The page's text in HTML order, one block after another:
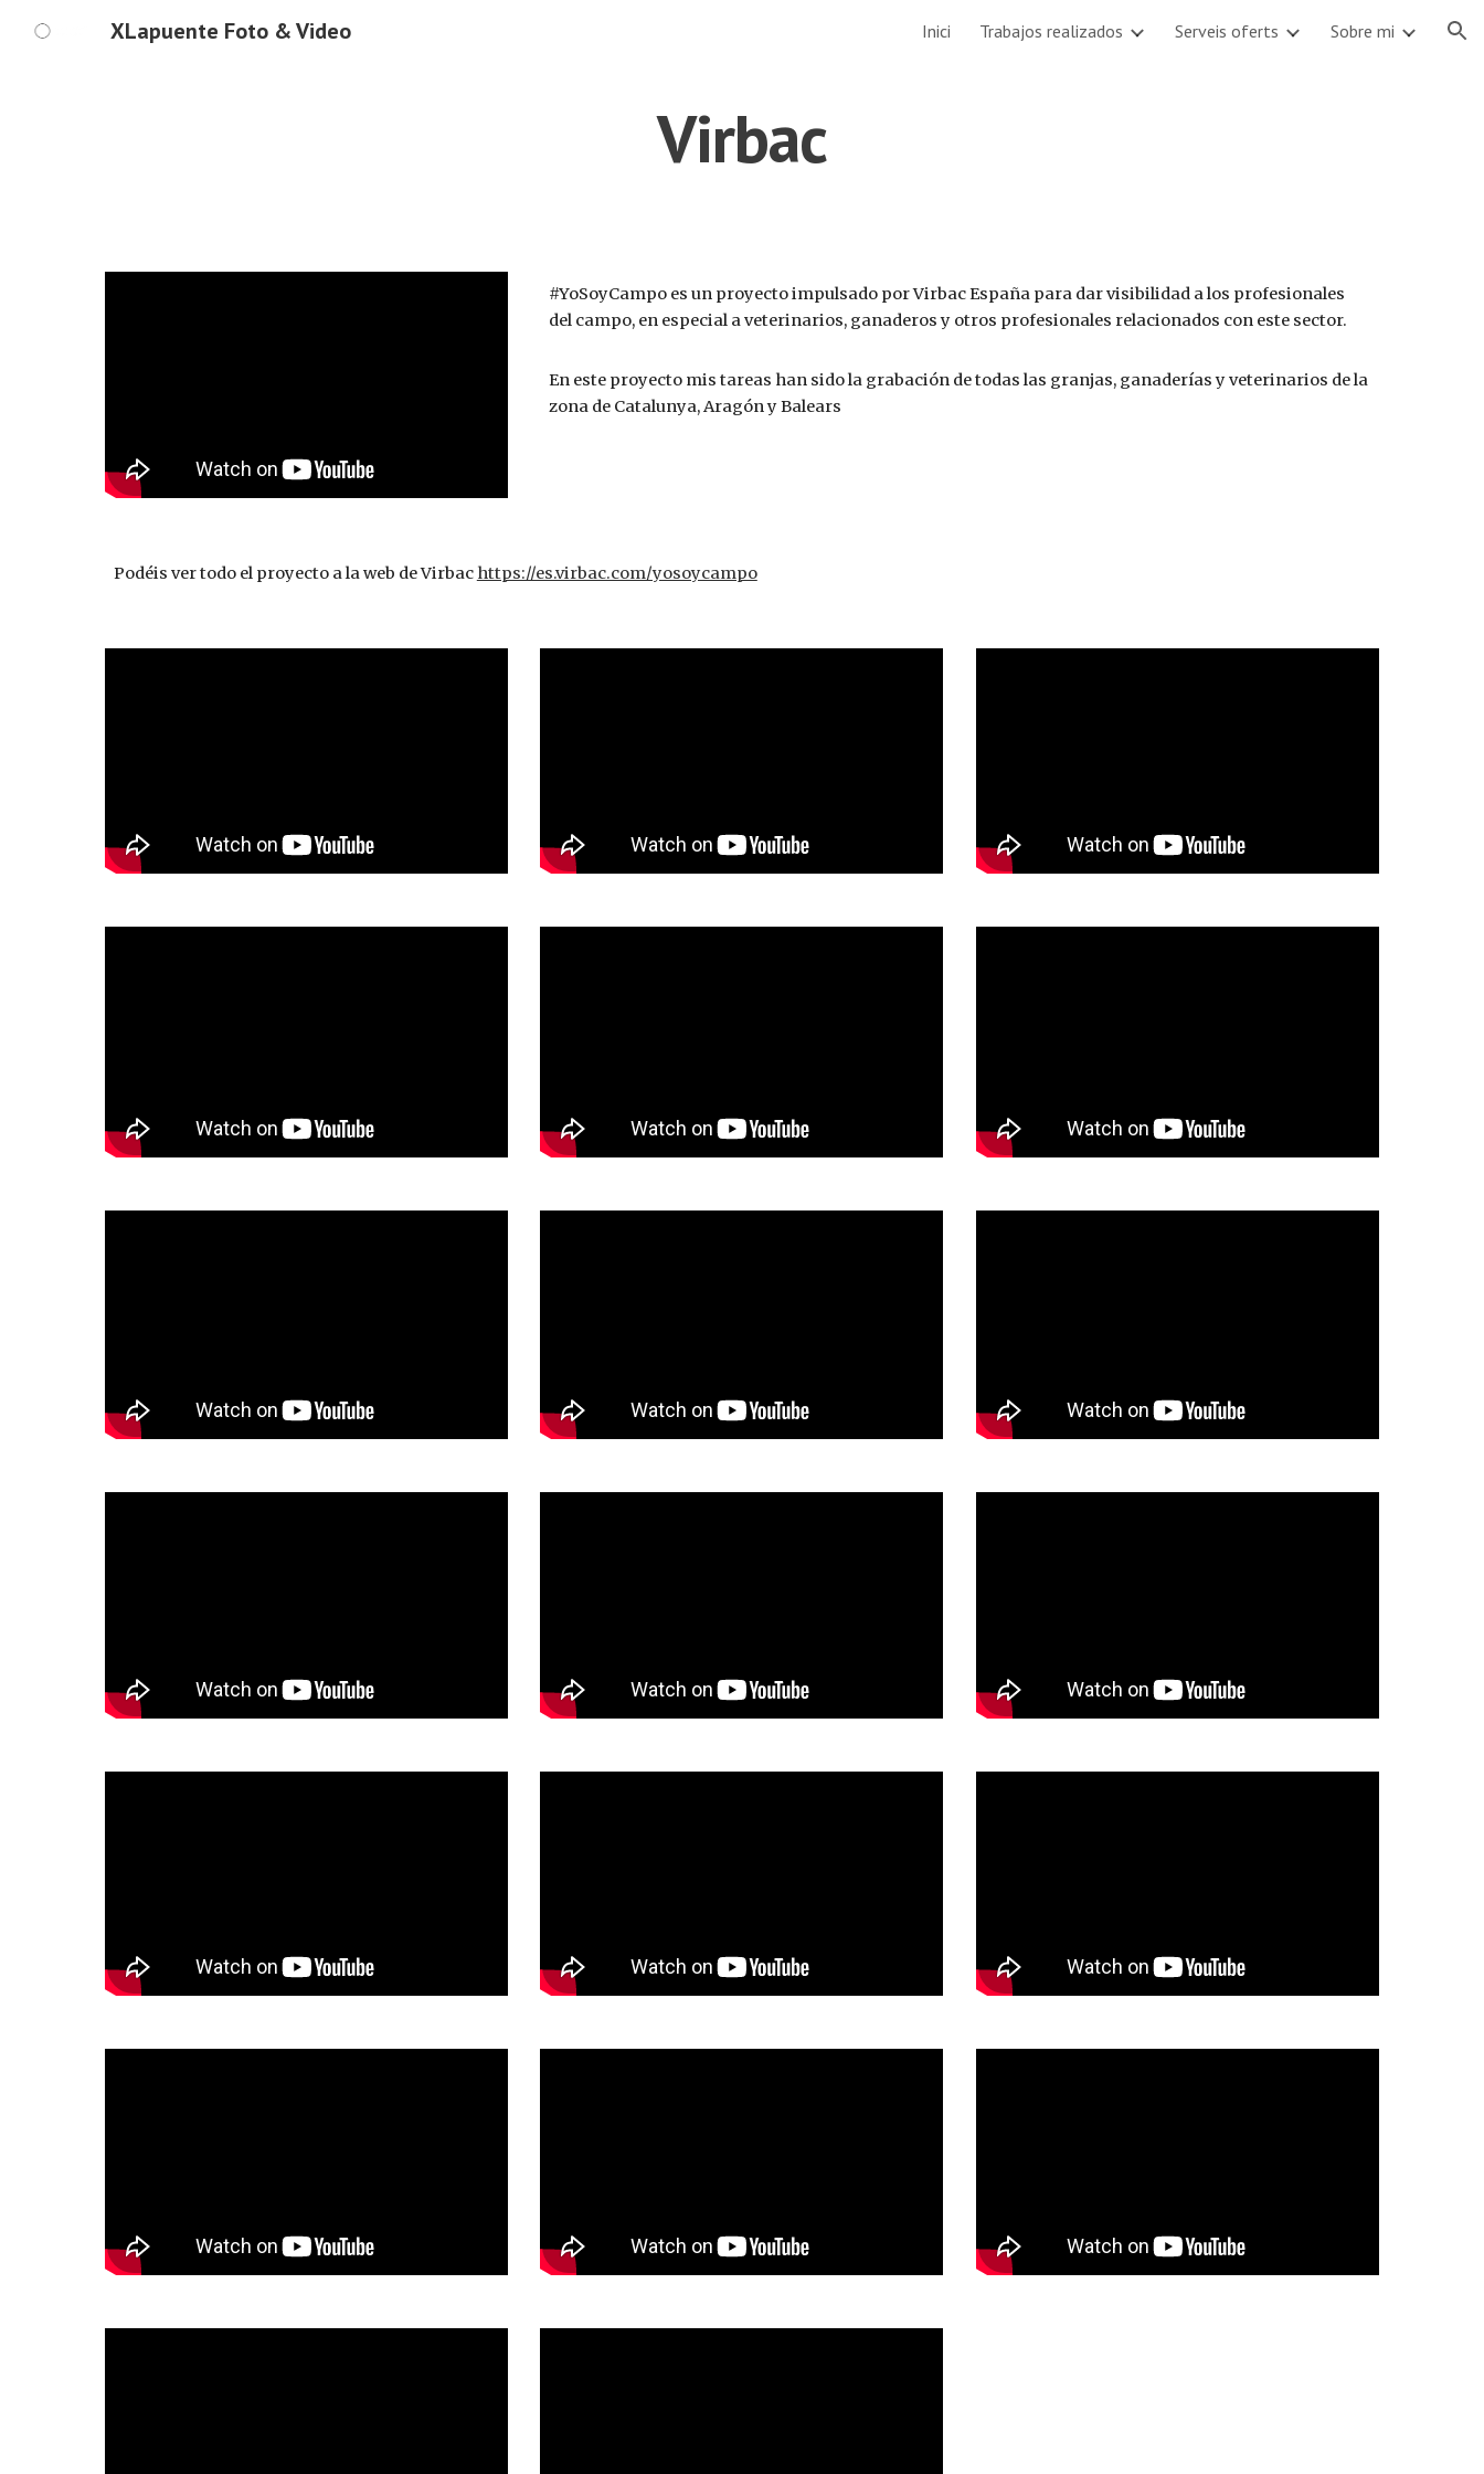
Skip to navigation
XLapuente Foto & Video Inici Trabajos realizados Serveis oferts Sobre mi
Virbac
#YoSoyCampo es un proyecto impulsado por Virbac España para dar visibilidad a los profesionales
del campo, en especial a veterinarios, ganaderos y otros profesionales relacionados con este sector.
En este proyecto mis tareas han sido la grabación de todas las granjas, ganaderías y veterinarios de la
zona de Catalunya, Aragón y Balears
Podéis ver todo el proyecto a la web de Virbac https://es.virbac.com/yosoycampo